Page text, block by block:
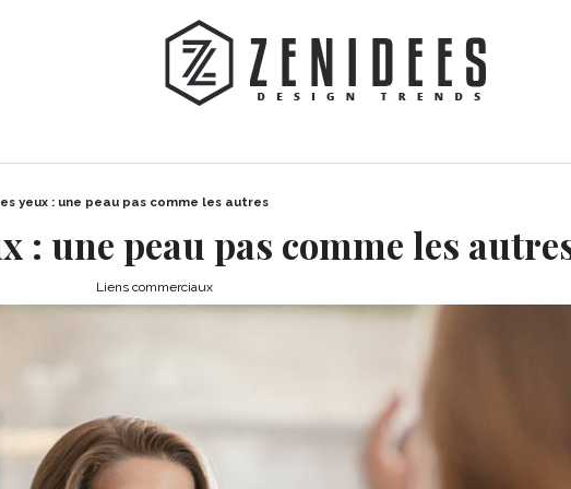
yeux : une peau pas comme les autres
: une peau pas comme les
Liens commerciaux